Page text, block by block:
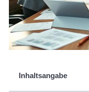
Inhaltsangabe